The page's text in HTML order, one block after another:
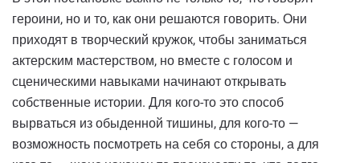
героини, но и то, как они решаются говорить. Они
приходят в творческий кружок, чтобы заниматься
актерским мастерством, но вместе с голосом и
сценическими навыками начинают открывать
собственные истории. Для кого-то это способ
вырваться из обыденной тишины, для кого-то —
возможность посмотреть на себя со стороны, а для